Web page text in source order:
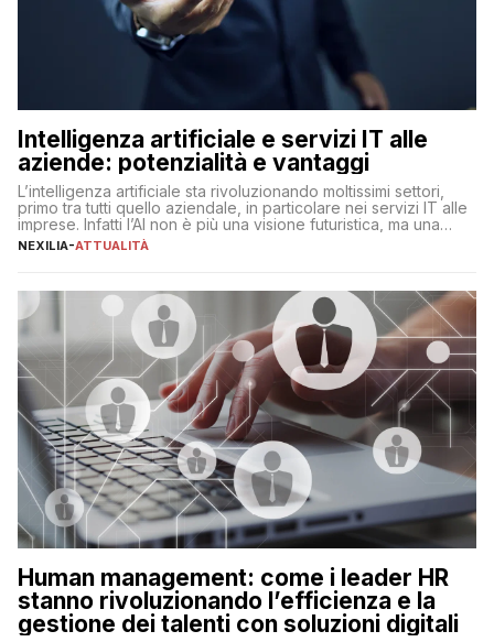
Intelligenza artificiale e servizi IT alle
aziende: potenzialità e vantaggi
L’intelligenza artificiale sta rivoluzionando moltissimi settori,
primo tra tutti quello aziendale, in particolare nei servizi IT alle
imprese. Infatti l’AI non è più una visione futuristica, ma una
realtà operativa che sta portando a un cambio significativo in
operazioni, bensì comporta […]
NEXILIA-ATTUALITÀ
Human management: come i leader HR
stanno rivoluzionando l’efficienza e la
gestione dei talenti con soluzioni digitali